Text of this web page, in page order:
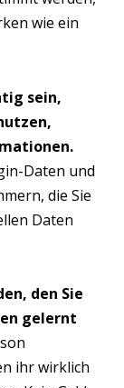
wie ein
sein,
Daten und
die Sie
Daten
den Sie
gelernt
ihr wirklich